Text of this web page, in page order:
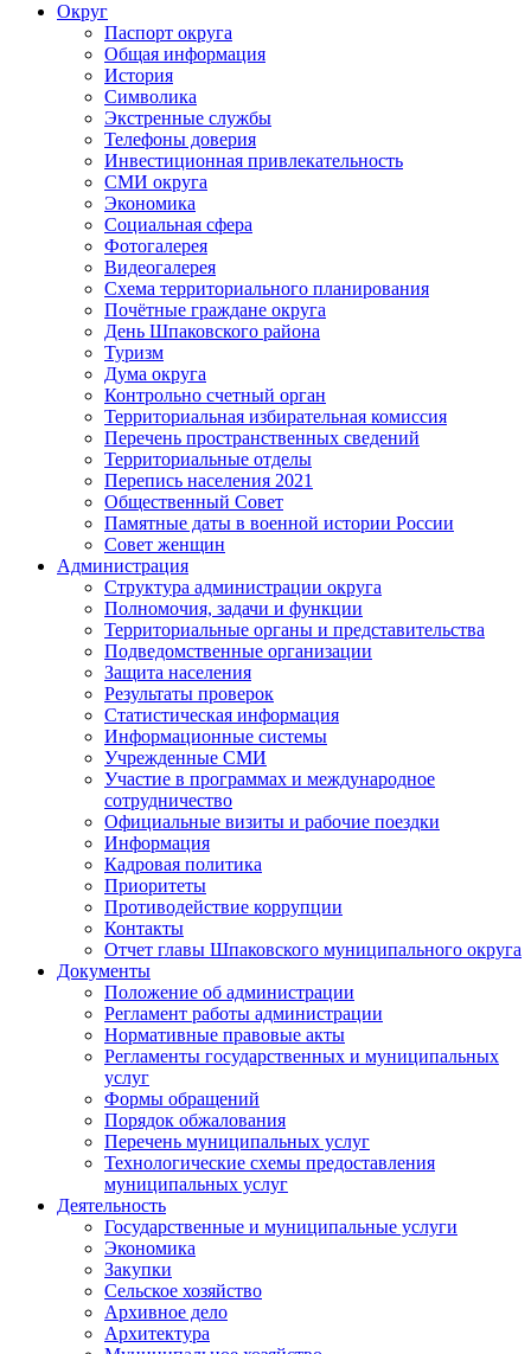
Округ
Паспорт округа
Общая информация
История
Символика
Экстренные службы
Телефоны доверия
Инвестиционная привлекательность
СМИ округа
Экономика
Социальная сфера
Фотогалерея
Видеогалерея
Схема территориального планирования
Почётные граждане округа
День Шпаковского района
Туризм
Дума округа
Контрольно счетный орган
Территориальная избирательная комиссия
Перечень пространственных сведений
Территориальные отделы
Перепись населения 2021
Общественный Совет
Памятные даты в военной истории России
Совет женщин
Администрация
Структура администрации округа
Полномочия, задачи и функции
Территориальные органы и представительства
Подведомственные организации
Защита населения
Результаты проверок
Статистическая информация
Информационные системы
Учрежденные СМИ
Участие в программах и международное
сотрудничество
Официальные визиты и рабочие поездки
Информация
Кадровая политика
Приоритеты
Противодействие коррупции
Контакты
Отчет главы Шпаковского муниципального округа
Документы
Положение об администрации
Регламент работы администрации
Нормативные правовые акты
Регламенты государственных и муниципальных
услуг
Формы обращений
Порядок обжалования
Перечень муниципальных услуг
Технологические схемы предоставления
муниципальных услуг
Деятельность
Государственные и муниципальные услуги
Экономика
Закупки
Сельское хозяйство
Архивное дело
Архитектура